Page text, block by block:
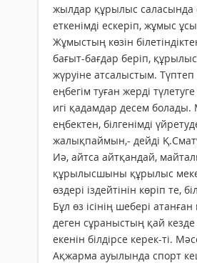
жылдар құрылыс саласында
еткенімді ескеріп, жұмыс
Жұмыстың көзін
бағыт-бағдар беріп,
жүруіне атсалыстым. Түптеп
еңбегім туған жерді
игі қадамдар десем болады.
еңбектен, білгенімді
жалықпаймын,- дейді
Иә, айтса айтқандай,
құрылысшыны құрылыс
өздері іздейтінін көріп те,
Бұл өз ісінің шебері
деген сұраныстың қай
екенін білдірсе керек-ті.
Ақжарма ауылында спорт